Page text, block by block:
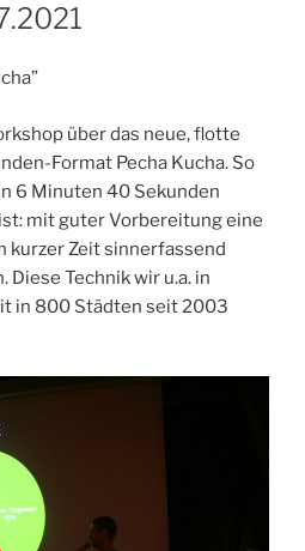
über das neue, flotte
Format Pecha Kucha. So
6 Minuten 40 Sekunden
mit guter Vorbereitung eine
kurzer Zeit sinnerfassend
Diese Technik wir u.a. in
in 800 Städten seit 2003